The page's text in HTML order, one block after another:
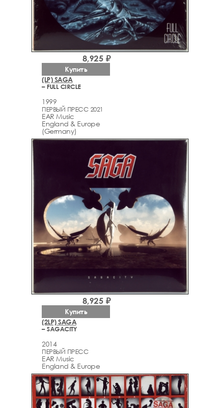
(LP) SAGA
– FULL CIRCLE
1999
ПЕРВЫЙ ПРЕСС 2021
EAR Music
England & Europe
(Germany)
8,925 ₽
Купить
(2LP) SAGA
– SAGACITY
2014
ПЕРВЫЙ ПРЕСС
EAR Music
England & Europe
8,925 ₽
Купить